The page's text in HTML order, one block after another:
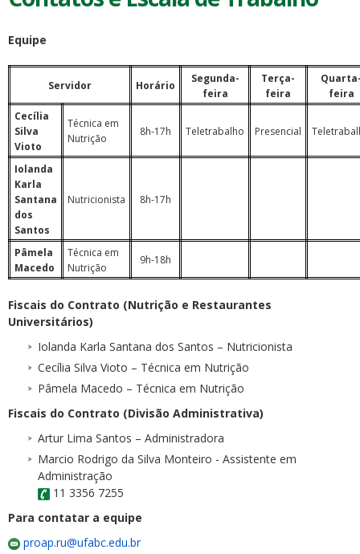
Equipe
Servidor Horário
Segunda-
feira
Terça-
feira
feira
Cecília
Silva
Vioto
Técnica em
Nutrição
8h-17h Teletrabalho Presencial
Iolanda
Karla
Santana
dos
Santos
Nutricionista 8h-17h
Pâmela
Macedo
Técnica em
Nutrição
9h-18h
Fiscais do Contrato (Nutrição e Restaurantes
Universitários)
Iolanda Karla Santana dos Santos – Nutricionista
Cecília Silva Vioto – Técnica em Nutrição
Pâmela Macedo – Técnica em Nutrição
Fiscais do Contrato (Divisão Administrativa)
Artur Lima Santos – Administradora
Marcio Rodrigo da Silva Monteiro - Assistente em
Administração
11 3356 7255
Para contatar a equipe
proap.ru@ufabc.edu.br